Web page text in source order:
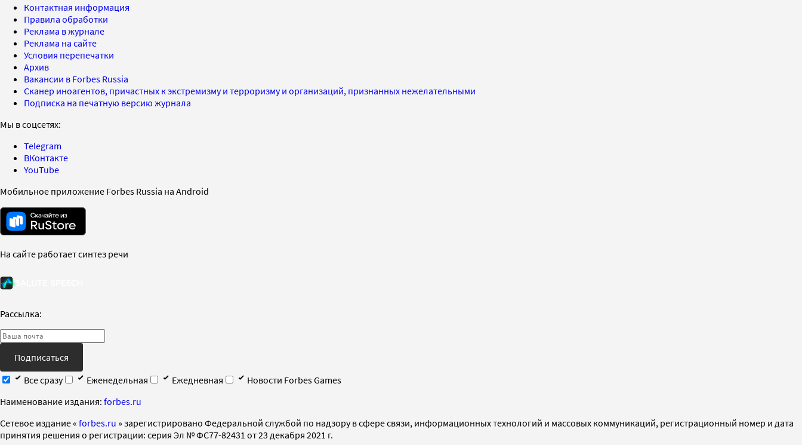
Контактная информация
Правила обработки
Реклама в журнале
Реклама на сайте
Условия перепечатки
Архив
Вакансии в Forbes Russia
Сканер иноагентов, причастных к экстремизму и терроризму и организаций, признанных нежелательными
Подписка на печатную версию журнала
Мы в соцсетях:
Telegram
ВКонтакте
YouTube
Мобильное приложение Forbes Russia на Android
На сайте работает синтез речи
Рассылка:
Подписаться
Все сразу
Еженедельная Ежедневная
Новости Forbes Games
Наименование издания: forbes.ru
Cетевое издание « forbes.ru » зарегистрировано Федеральной службой по надзору в сфере связи, информационных технологий и массовых коммуникаций, регистрационный номер и дата
принятия решения о регистрации: серия Эл № ФС77-82431 от 23 декабря 2021 г.